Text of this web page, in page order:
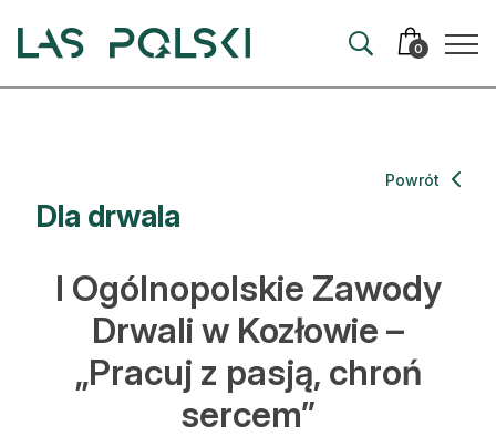
0
Artykuły
Hodowla lasu
Ochrona lasu
Nowe technologie
Dla drwala
Powrót
I Ogólnopolskie Zawody
Drwali w Kozłowie –
„Pracuj z pasją, chroń
sercem”